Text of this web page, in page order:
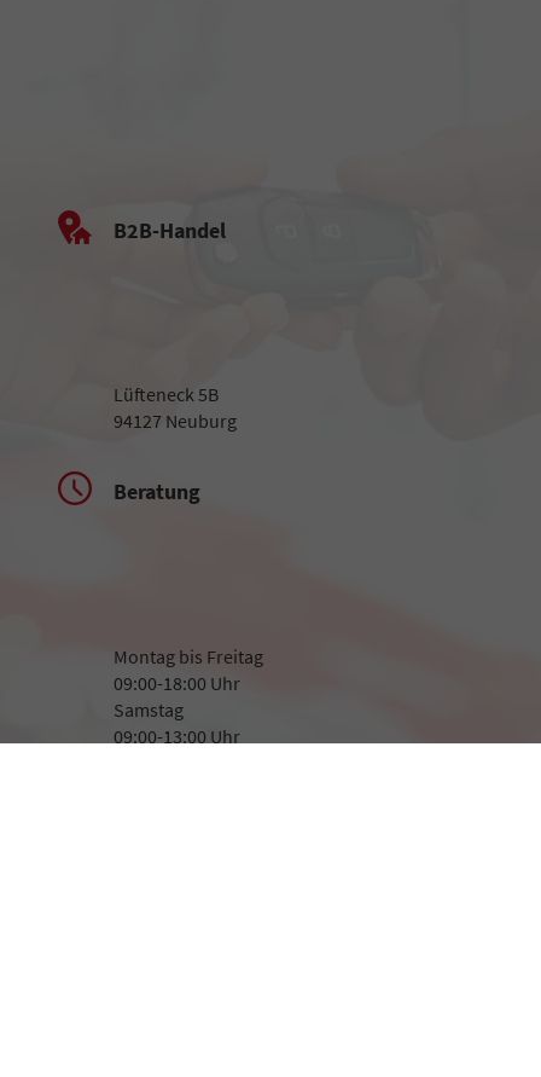
B2B-Handel
Lüfteneck 5B
94127 Neuburg
Beratung
Montag bis Freitag
09:00-18:00 Uhr
Samstag
09:00-13:00 Uhr